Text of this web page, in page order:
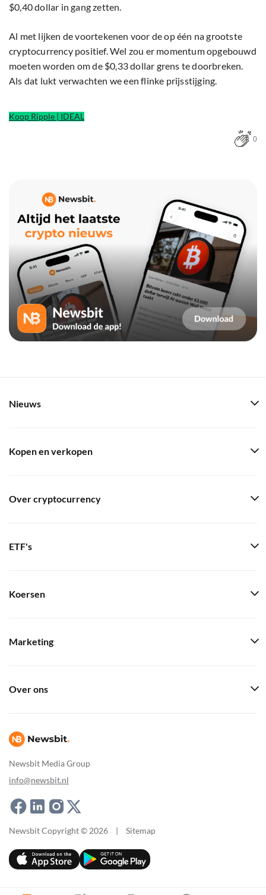
$0,40 dollar in gang zetten.
Al met lijken de voortekenen voor de op één na grootste
cryptocurrency positief. Wel zou er momentum opgebouwd
moeten worden om de $0,33 dollar grens te doorbreken.
Als dat lukt verwachten we een flinke prijsstijging.
Koop Ripple | IDEAL
0
Newsbit Media Group
info@newsbit.nl
Nieuws
Kopen en verkopen
Over cryptocurrency
ETF's
Koersen
Marketing
Over ons
Newsbit Copyright © 2026 | Sitemap